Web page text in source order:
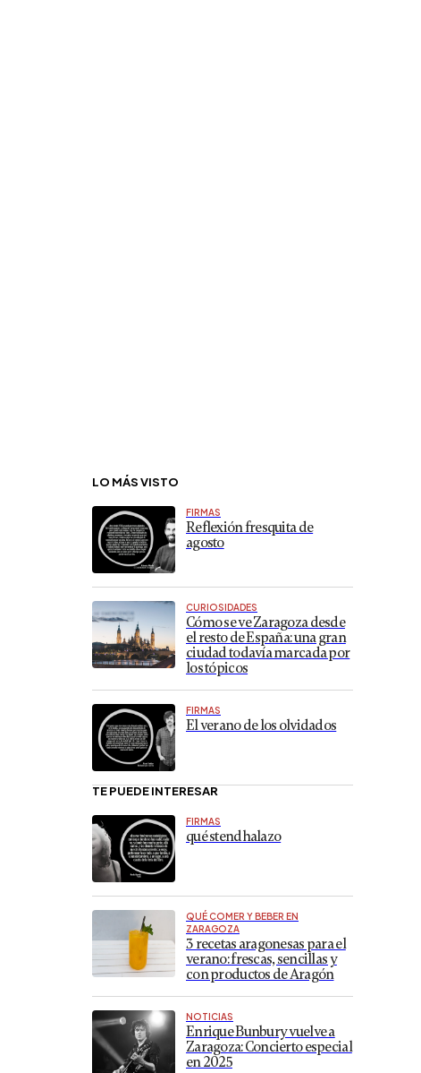
LO MÁS VISTO
FIRMAS
Reflexión fresquita de
agosto
CURIOSIDADES
Cómo se ve Zaragoza desde
el resto de España: una gran
ciudad todavía marcada por
los tópicos
FIRMAS
El verano de los olvidados
TE PUEDE INTERESAR
FIRMAS
qué stendhalazo
QUÉ COMER Y BEBER EN
ZARAGOZA
3 recetas aragonesas para el
verano: frescas, sencillas y
con productos de Aragón
NOTICIAS
Enrique Bunbury vuelve a
Zaragoza: Concierto especial
en 2025